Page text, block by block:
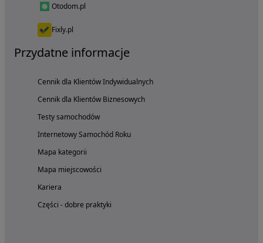
Otodom.pl
Fixly.pl
Przydatne informacje
Cennik dla Klientów Indywidualnych
Cennik dla Klientów Biznesowych
Testy samochodów
Internetowy Samochód Roku
Mapa kategorii
Mapa miejscowości
Kariera
Części - dobre praktyki